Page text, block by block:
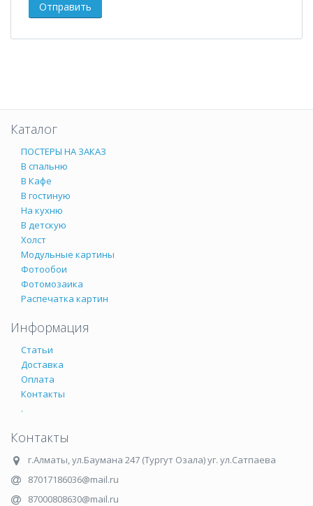
Каталог
ПОСТЕРЫ НА ЗАКАЗ
В спальню
В Кафе
В гостиную
На кухню
В детскую
Холст
Модульные картины
Фотообои
Фотомозаика
Распечатка картин
Информация
Статьи
Доставка
Оплата
Контакты
.
Контакты
г.Алматы,ул.Баумана 247 (Тургут Озала) уг. ул.Сатпаева
87017186036@mail.ru
87000808630@mail.ru